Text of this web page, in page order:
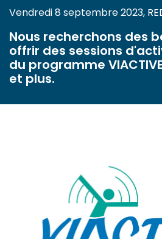
Vendredi 8 septembre 2023,
Nous recherchons des
offrir des sessions
du programme
et plus.